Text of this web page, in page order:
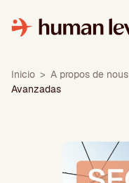
au
contenu
Inicio > A propos de nous
Avanzadas